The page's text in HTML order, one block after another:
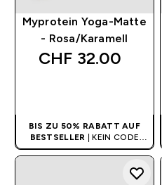
Myprotein Yoga-Matte
- Rosa/Karamell
CHF 32.00‎
BIS ZU 50% RABATT AUF
BESTSELLER | KEIN CODE
BENÖTIGT